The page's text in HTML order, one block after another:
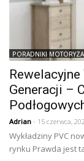
PORADNIKI
Rewelacyjne
Generacji –
Adrian - 15 czerwca,
Wykładziny PVC
rynku Prawda jest